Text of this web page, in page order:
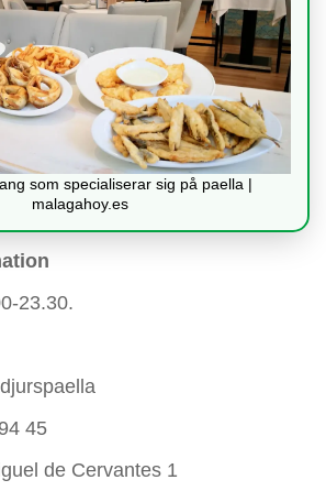
som specialiserar sig på paella |
malagahoy.es
23.30.
45
de Cervantes 1